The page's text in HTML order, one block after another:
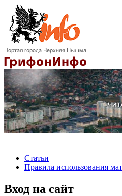
Статьи
Правила использования
Вход на сайт